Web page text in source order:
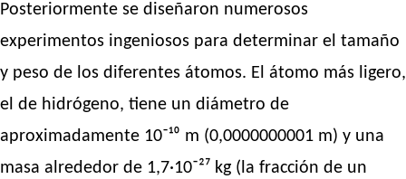
Posteriormente se diseñaron numerosos
experimentos ingeniosos para determinar el tamaño
y peso de los diferentes átomos. El átomo más ligero,
el de hidrógeno, tiene un diámetro de
aproximadamente 10⁻¹⁰ m (0,0000000001 m) y una
masa alrededor de 1,7·10⁻²⁷ kg (la fracción de un